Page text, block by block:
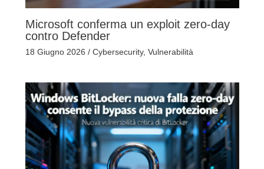
Microsoft conferma un exploit zero-day
contro Defender
18 Giugno 2026 / Cybersecurity, Vulnerabilità